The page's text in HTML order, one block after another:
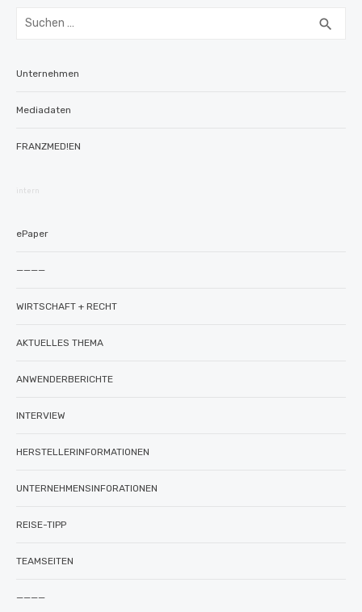
Suchen
search
Unternehmen
Mediadaten
FRANZMED!EN
intern
ePaper
————
WIRTSCHAFT + RECHT
AKTUELLES THEMA
ANWENDERBERICHTE
INTERVIEW
HERSTELLERINFORMATIONEN
UNTERNEHMENSINFORATIONEN
REISE-TIPP
TEAMSEITEN
————